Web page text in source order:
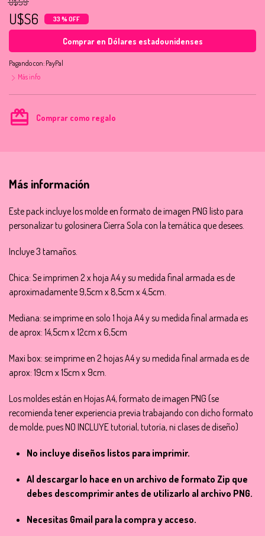
U$S9
U$S6 33 % OFF
Comprar en Dólares estadounidenses
Pagando con: PayPal
Más info
card_giftcard Comprar como regalo
Más información
Este pack incluye los molde en formato de imagen PNG listo para
personalizar tu golosinera Cierra Sola con la temática que desees.
Incluye 3 tamaños.
Chica: Se imprimen 2 x hoja A4 y su medida final armada es de
aproximadamente 9,5cm x 8,5cm x 4,5cm.
Mediana: se imprime en solo 1 hoja A4 y su medida final armada es
de aprox: 14,5cm x 12cm x 6,5cm
Maxi box: se imprime en 2 hojas A4 y su medida final armada es de
aprox: 19cm x 15cm x 9cm.
Los moldes están en Hojas A4, formato de imagen PNG (se
recomienda tener experiencia previa trabajando con dicho formato
de molde, pues NO INCLUYE tutorial, tutoría, ni clases de diseño)
No incluye diseños listos para imprimir.
Al descargar lo hace en un archivo de formato Zip que
debes descomprimir antes de utilizarlo al archivo PNG.
Necesitas Gmail para la compra y acceso.